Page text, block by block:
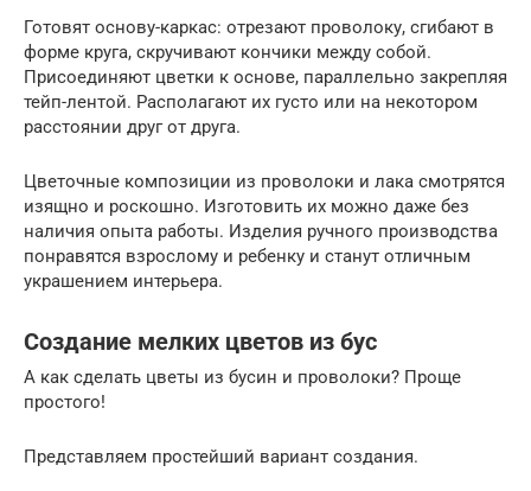
Готовят основу-каркас: отрезают проволоку, сгибают в
форме круга, скручивают кончики между собой.
Присоединяют цветки к основе, параллельно закрепляя
тейп-лентой. Располагают их густо или на некотором
расстоянии друг от друга.
Цветочные композиции из проволоки и лака смотрятся
изящно и роскошно. Изготовить их можно даже без
наличия опыта работы. Изделия ручного производства
понравятся взрослому и ребенку и станут отличным
украшением интерьера.
Создание мелких цветов из бус
А как сделать цветы из бусин и проволоки? Проще
простого!
Представляем простейший вариант создания.